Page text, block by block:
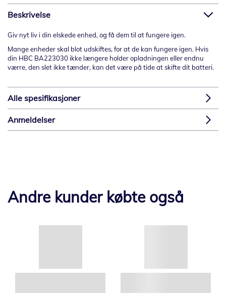
Beskrivelse
Giv nyt liv i din elskede enhed, og få dem til at fungere igen.
Mange enheder skal blot udskiftes, for at de kan fungere igen. Hvis
din HBC BA223030 ikke længere holder opladningen eller endnu
værre, den slet ikke tænder, kan det være på tide at skifte dit batteri.
Alle spesifikasjoner
Anmeldelser
Andre kunder købte også